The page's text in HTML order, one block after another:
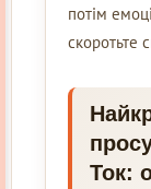
потім
скоротьте
Ток: